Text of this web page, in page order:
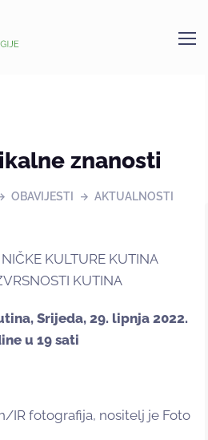
znanosti
OBAVIJESTI
AKTUALNOSTI
KULTURE KUTINA
KUTINA
Srijeda, 29. lipnja 2022.
u 19 sati
IR fotografija, nositelj je Foto